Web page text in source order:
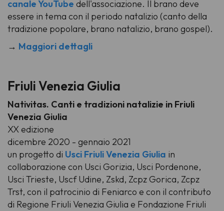
canale YouTube dell'associazione. Il brano deve
essere in tema con il periodo natalizio (canto della
tradizione popolare, brano natalizio, brano gospel).
→ Maggiori dettagli
Friuli Venezia Giulia
Nativitas. Canti e tradizioni natalizie in Friuli
Venezia Giulia
XX edizione
dicembre 2020 - gennaio 2021
un progetto di Usci Friuli Venezia Giulia in
collaborazione con Usci Gorizia, Usci Pordenone,
Usci Trieste, Uscf Udine, Zskd, Zcpz Gorica, Zcpz
Trst, con il patrocinio di Feniarco e con il contributo
di Regione Friuli Venezia Giulia e Fondazione Friuli